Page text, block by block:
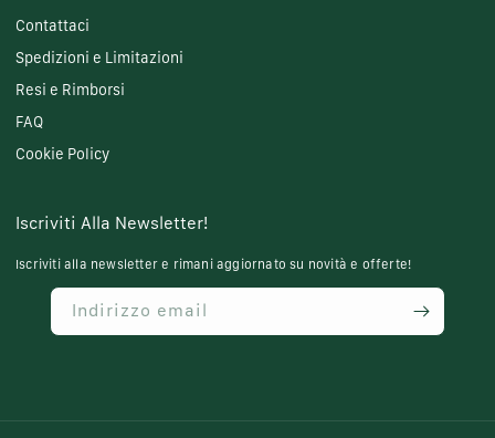
Contattaci
Spedizioni e Limitazioni
Resi e Rimborsi
FAQ
Cookie Policy
Iscriviti Alla Newsletter!
Iscriviti alla newsletter e rimani aggiornato su novità e offerte!
Indirizzo email